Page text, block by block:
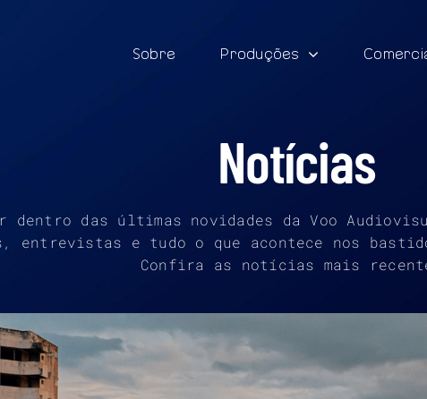
Sobre Produções
Notícias
dentro das últimas novidades da Voo
entrevistas e tudo o que acontece nos
Confira as notícias mais